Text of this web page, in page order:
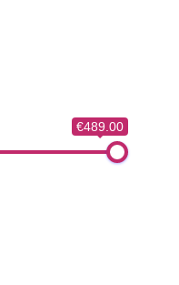
€489.00